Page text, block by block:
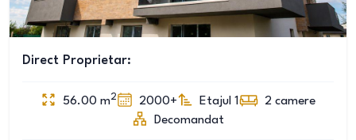
Direct Proprietar:
56.00 m2 2000+ Etajul 1 2 camere
Decomandat